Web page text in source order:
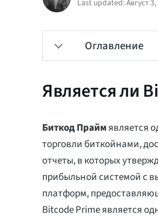
Last updated: Август
Оглавление
Является ли
Биткод Праймявляется
торговли биткойнами,
отчеты, в которых
прибыльной системой с
платформ,
Bitcode Prime является